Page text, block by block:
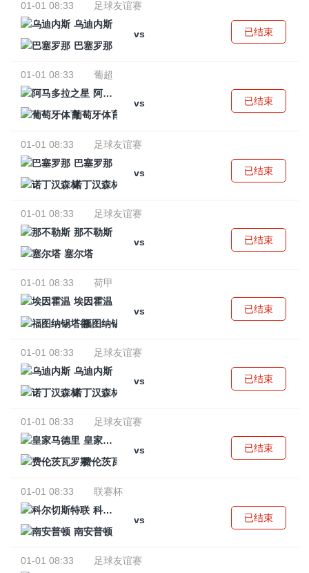
01-01 08:33
足球友谊赛
乌迪内斯
vs
巴塞罗那
已结束
01-01 08:33
葡超
阿马多拉之星
vs
葡萄牙体育
已结束
01-01 08:33
足球友谊赛
巴塞罗那
vs
诺丁汉森林
已结束
01-01 08:33
足球友谊赛
那不勒斯
vs
塞尔塔
已结束
01-01 08:33
荷甲
埃因霍温
vs
福图纳锡塔德
已结束
01-01 08:33
足球友谊赛
乌迪内斯
vs
诺丁汉森林
已结束
01-01 08:33
足球友谊赛
皇家马德里
vs
费伦茨瓦罗斯
已结束
01-01 08:33
联赛杯
科尔切斯特联
vs
南安普顿
已结束
01-01 08:33
足球友谊赛